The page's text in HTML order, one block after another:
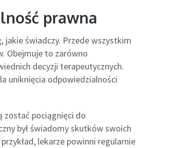
prawna
jakie świadczy. Przede wszystkim
Obejmuje to zarówno
decyzji terapeutycznych.
uniknięcia odpowiedzialności
zostać pociągnięci do
był świadomy skutków swoich
lekarze powinni regularnie